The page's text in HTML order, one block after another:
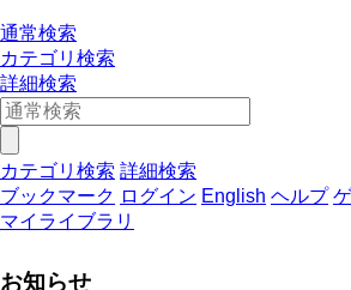
通常検索
カテゴリ検索
詳細検索
カテゴリ検索 詳細検索
ブックマーク ログイン English ヘルプ
マイライブラリ
お知らせ